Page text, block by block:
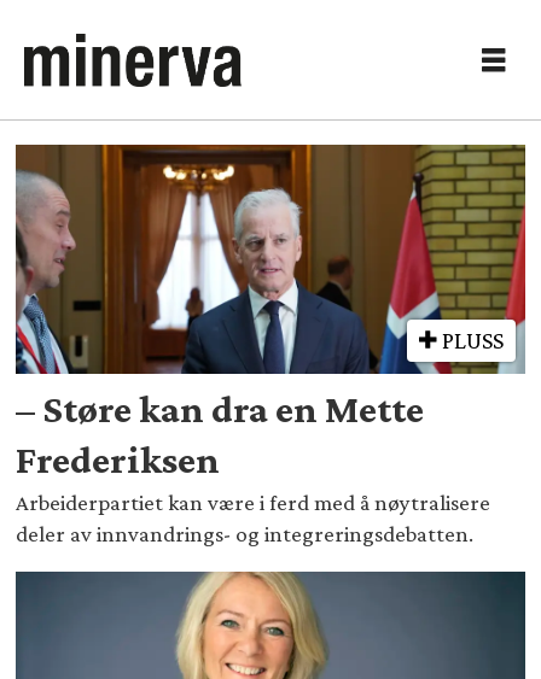
Tag:
jonas
gahr
støre
PLUSS
– Støre kan dra en Mette
Frederiksen
Arbeiderpartiet kan være i ferd med å nøytralisere
deler av innvandrings- og integreringsdebatten.